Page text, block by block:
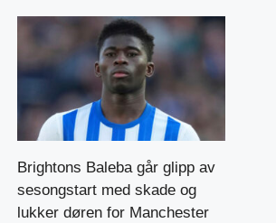
Brightons Baleba går glipp av
sesongstart med skade og
lukker døren for Manchester